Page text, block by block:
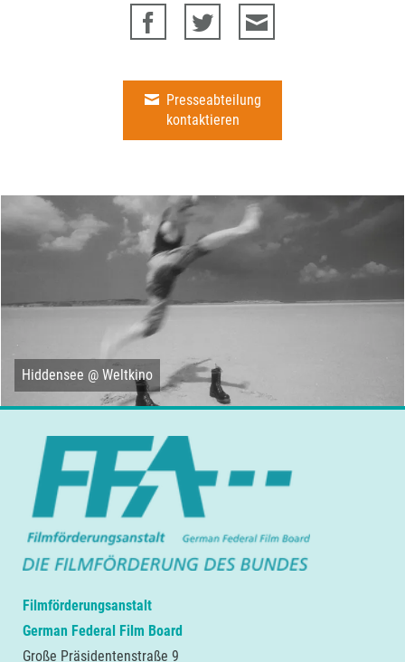
Presseabteilung
kontaktieren
Hiddensee @ Weltkino
Filmförderungsanstalt
German Federal Film Board
Große Präsidentenstraße 9